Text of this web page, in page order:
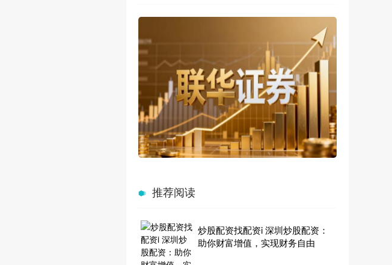
推荐阅读
炒股配资找配资i 深圳炒股配资：
助你财富增值，实现财务自由